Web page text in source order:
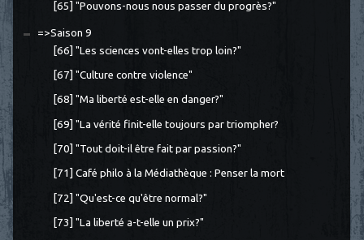
[65] "Pouvons-nous nous passer du progrès?"
=>Saison 9
[66] "Les sciences vont-elles trop loin?"
[67] "Culture contre violence"
[68] "Ma liberté est-elle en danger?"
[69] "La vérité finit-elle toujours par triompher?
[70] "Tout doit-il être fait par passion?"
[71] Café philo à la Médiathèque : Penser la mort
[72] "Qu'est-ce qu'être normal?"
[73] "La liberté a-t-elle un prix?"